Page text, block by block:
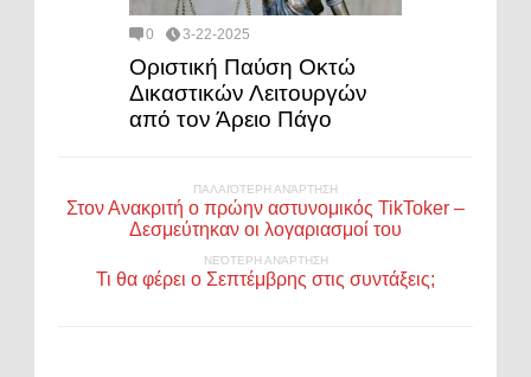
0 3-22-2025
Οριστική Παύση Οκτώ
Δικαστικών Λειτουργών
από τον Άρειο Πάγο
ΠΑΛΑΙΌΤΕΡΗ ΑΝΆΡΤΗΣΗ
Στον Ανακριτή ο πρώην αστυνομικός TikToker –
Δεσμεύτηκαν οι λογαριασμοί του
ΝΕΌΤΕΡΗ ΑΝΆΡΤΗΣΗ
Τι θα φέρει ο Σεπτέμβρης στις συντάξεις;